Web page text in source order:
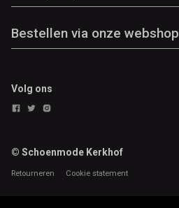
Bestellen via onze webshop
Volg ons
© Schoenmode Kerkhof
Retourneren Cookie statement